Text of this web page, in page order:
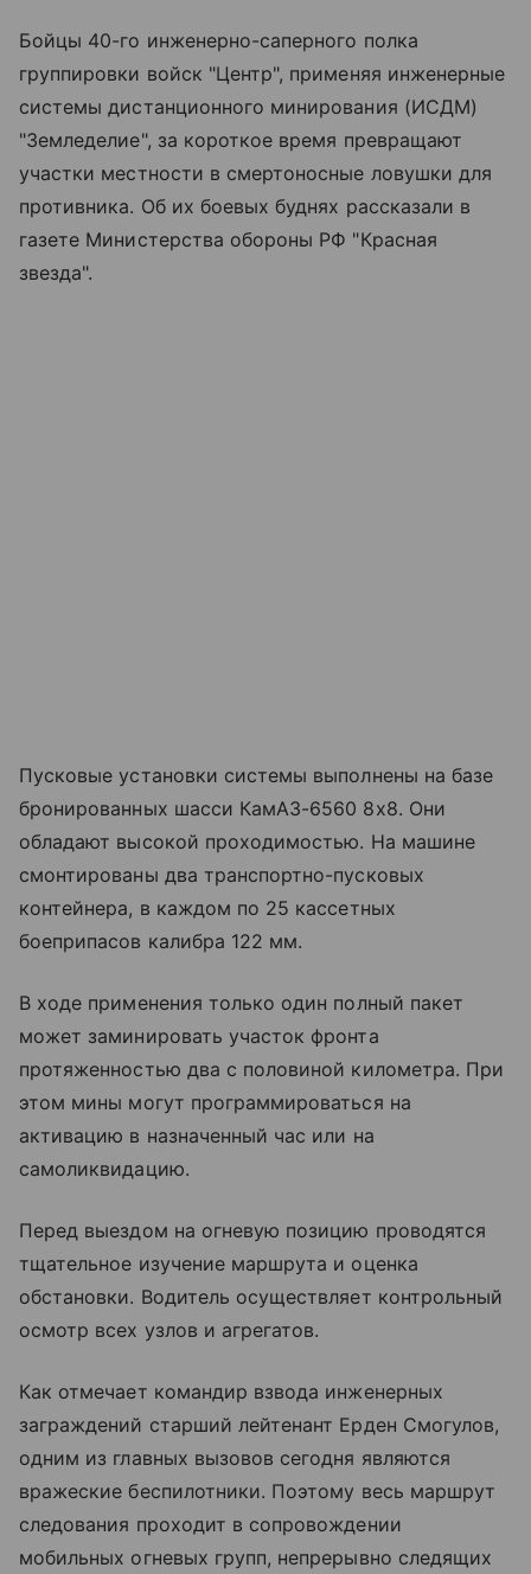
Бойцы 40-го инженерно-саперного полка
группировки войск "Центр", применяя инженерные
системы дистанционного минирования (ИСДМ)
"Земледелие", за короткое время превращают
участки местности в смертоносные ловушки для
противника. Об их боевых буднях рассказали в
газете Министерства обороны РФ "Красная
звезда".
Пусковые установки системы выполнены на базе
бронированных шасси КамАЗ-6560 8х8. Они
обладают высокой проходимостью. На машине
смонтированы два транспортно-пусковых
контейнера, в каждом по 25 кассетных
боеприпасов калибра 122 мм.
В ходе применения только один полный пакет
может заминировать участок фронта
протяженностью два с половиной километра. При
этом мины могут программироваться на
активацию в назначенный час или на
самоликвидацию.
Перед выездом на огневую позицию проводятся
тщательное изучение маршрута и оценка
обстановки. Водитель осуществляет контрольный
осмотр всех узлов и агрегатов.
Как отмечает командир взвода инженерных
заграждений старший лейтенант Ерден Смогулов,
одним из главных вызовов сегодня являются
вражеские беспилотники. Поэтому весь маршрут
следования проходит в сопровождении
мобильных огневых групп, непрерывно следящих